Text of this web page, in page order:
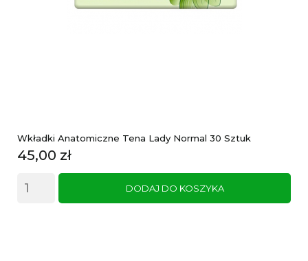
Wkładki Anatomiczne Tena Lady Normal 30 Sztuk
Cena
45,00 zł
DODAJ DO KOSZYKA